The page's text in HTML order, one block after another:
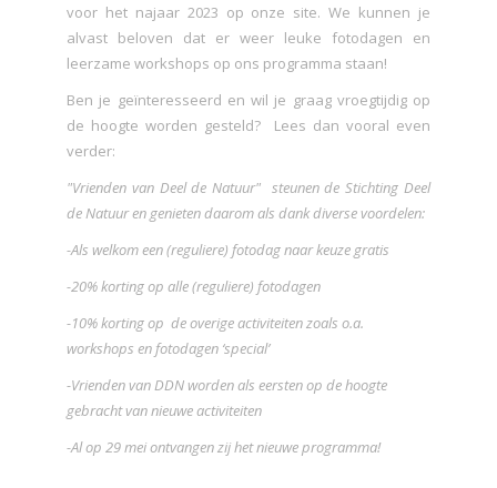
voor het najaar 2023 op onze site. We kunnen je
alvast beloven dat er weer leuke fotodagen en
leerzame workshops op ons programma staan!
Ben je geïnteresseerd en wil je graag vroegtijdig op
de hoogte worden gesteld? Lees dan vooral even
verder:
"Vrienden van Deel de Natuur" steunen de Stichting Deel
de Natuur en genieten daarom als dank diverse voordelen:
-Als welkom een (reguliere) fotodag naar keuze gratis
-20% korting op alle (reguliere) fotodagen
-10% korting op de overige activiteiten zoals o.a.
workshops en fotodagen ‘special’
-Vrienden van DDN worden als eersten op de hoogte
gebracht van nieuwe activiteiten
-Al op 29 mei ontvangen zij het nieuwe programma!